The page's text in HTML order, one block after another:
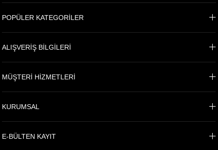
POPÜLER KATEGORİLER
ALIŞVERİŞ BİLGİLERİ
MÜŞTERİ HİZMETLERİ
KURUMSAL
E-BÜLTEN KAYIT